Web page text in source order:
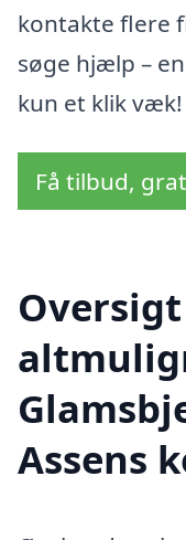
kontakte flere
søge hjælp –
kun et klik væk!
Få tilbud,
Assens